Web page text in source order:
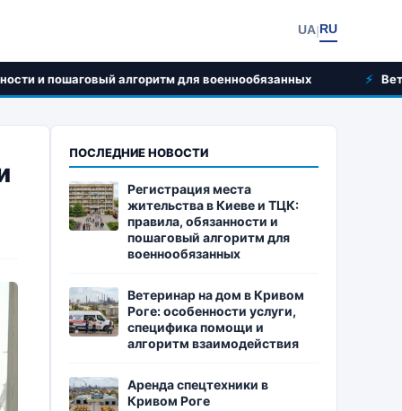
UA|RU
алгоритм для военнообязанных Ветеринар на дом
ПОСЛЕДНИЕ НОВОСТИ
Регистрация места
жительства в Киеве и ТЦК:
правила, обязанности и
пошаговый алгоритм для
военнообязанных
Ветеринар на дом в Кривом
Роге: особенности услуги,
специфика помощи и
алгоритм взаимодействия
Аренда спецтехники в
Кривом Роге